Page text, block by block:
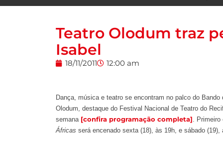
Teatro Olodum traz
Isabel
18/11/2011 12:00 am
Dança, música e teatro se encontram no palco do Bando
Olodum, destaque do Festival Nacional de Teatro do
semana [confira programação completa]. Primeiro
Áfricas será encenado sexta (18), às 19h, e sábado